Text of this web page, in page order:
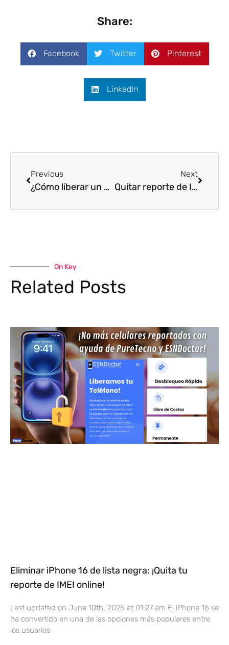
Share:
Facebook Twitter Pinterest
LinkedIn
Previous
¿Cómo liberar un móvil en España sin el operador 100% online?
Next
Quitar reporte de IMEI LG: ¿Es mejor cambiarlo o limpiarlo?
On Key
Related Posts
Eliminar iPhone 16 de lista negra: ¡Quita tu
reporte de IMEI online!
Last updated on June 10th, 2025 at 01:27 am El iPhone 16 se
ha convertido en una de las opciones más populares entre
los usuarios